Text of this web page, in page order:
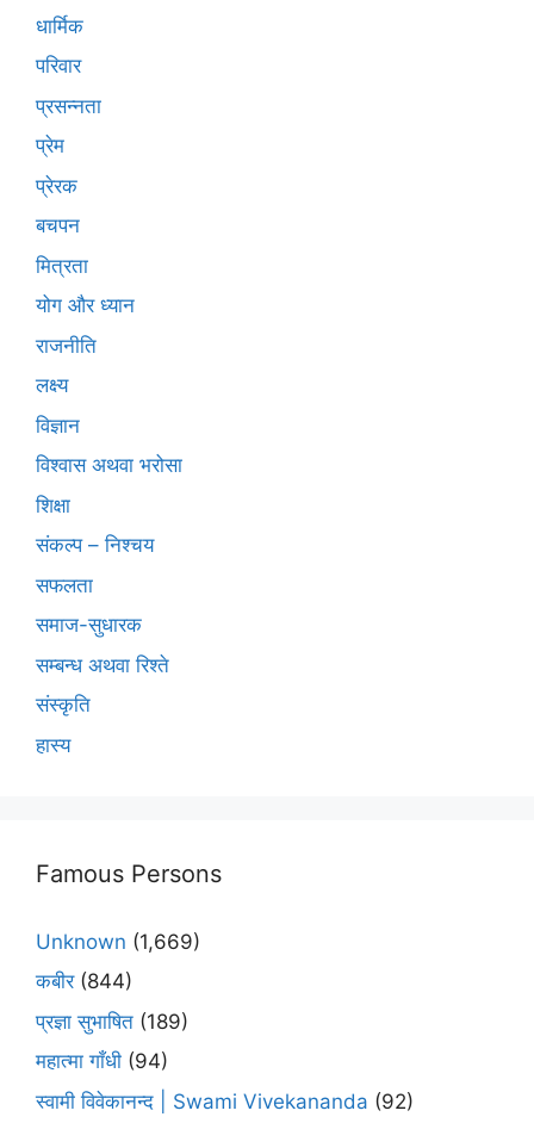
धार्मिक
परिवार
प्रसन्नता
प्रेम
प्रेरक
बचपन
मित्रता
योग और ध्यान
राजनीति
लक्ष्य
विज्ञान
विश्वास अथवा भरोसा
शिक्षा
संकल्प – निश्चय
सफलता
समाज-सुधारक
सम्बन्ध अथवा रिश्ते
संस्कृति
हास्य
Famous Persons
Unknown (1,669)
कबीर(844)
प्रज्ञा सुभाषित (189)
महात्मा गाँधी (94)
स्वामी विवेकानन्द | Swami Vivekananda (92)